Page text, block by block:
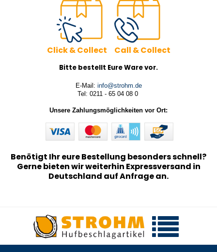
Click & Collect Call & Collect
Bitte bestellt Eure Ware vor.
E-Mail: info@strohm.de
Tel: 0211 - 65 04 08 0
Unsere Zahlungsmöglichkeiten vor Ort:
Benötigt Ihr eure Bestellung besonders schnell?
Gerne bieten wir weiterhin Expressversand in
Deutschland auf Anfrage an.